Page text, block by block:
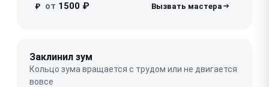
₽ от 1500 ₽
Заклинил зум
Кольцо зума вращается с трудом или не двигается
вовсе